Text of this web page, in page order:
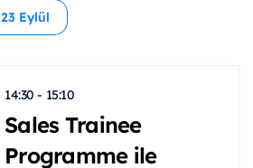
23 Eylül
14:30 - 15:10
Sales Trainee
Programme ile